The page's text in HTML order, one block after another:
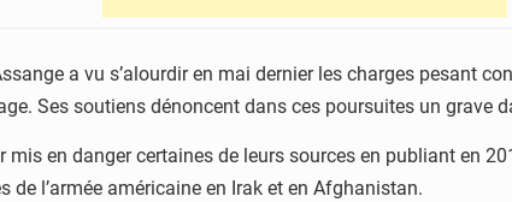
a vu s’alourdir en mai dernier les charges pesant
Ses soutiens dénoncent dans ces poursuites un grave
mis en danger certaines de leurs sources en publiant en
l’armée américaine en Irak et en Afghanistan.